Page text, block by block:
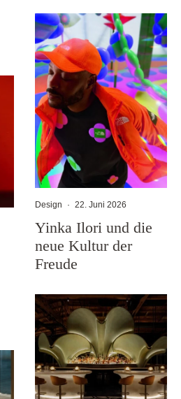
Design · 22. Juni 2026
Yinka Ilori und die
neue Kultur der
Freude